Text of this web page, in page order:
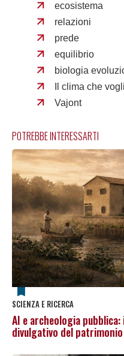
ecosistema
relazioni
prede
equilibrio
biologia
Il clima che
Vajont
POTREBBE INTERESSARTI
SCIENZA E RICERCA
AI e archeologia
divulgativo del patrimonio